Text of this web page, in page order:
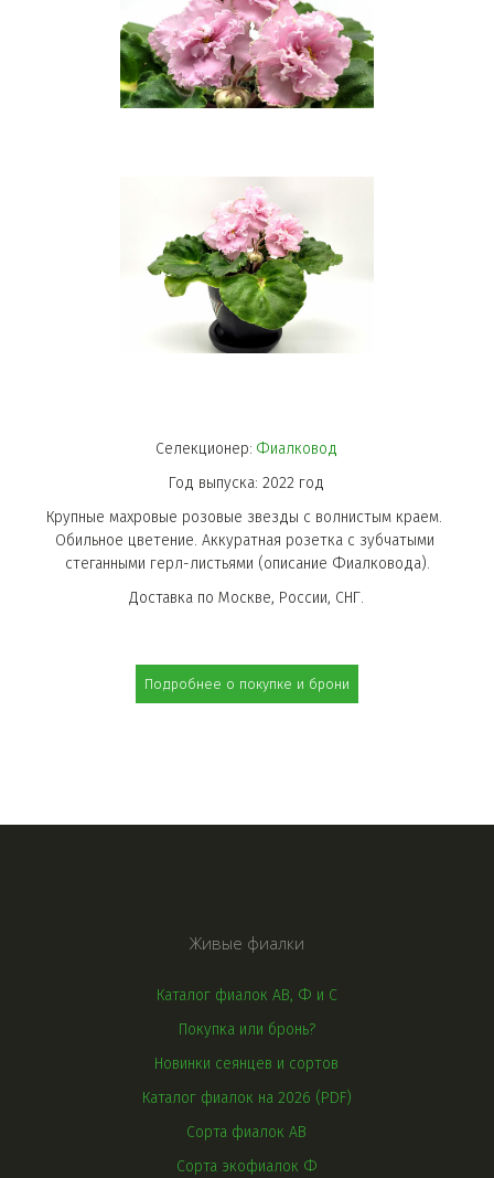
КАМНЯМИ И БЕЗ
СЕРЬГИ ИЗ
Селекционер: Фиалковод
Год выпуска: 2022 год
Крупные махровые розовые звезды с волнистым краем.
Обильное цветение. Аккуратная розетка с зубчатыми
стеганными герл-листьями (описание Фиалковода).
Доставка по Москве, России, СНГ.
Подробнее о покупке и брони
Живые фиалки
Каталог фиалок АВ, Ф и С
Покупка или бронь?
Новинки сеянцев и сортов
Каталог фиалок на 2026 (PDF)
Сорта фиалок АВ
Сорта экофиалок Ф